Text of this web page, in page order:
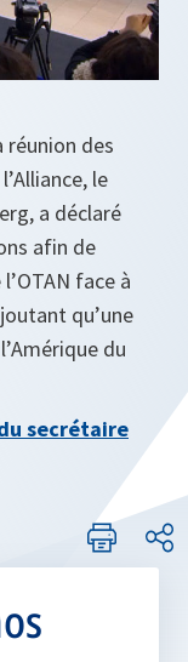
réunion des
le
a déclaré
afin de
face à
qu’une
du
secrétaire